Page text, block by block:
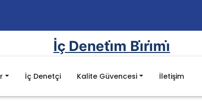
İç Deneti̇m Bi̇ri̇mi̇
İç Denetçi Kalite Güvencesi İletişim